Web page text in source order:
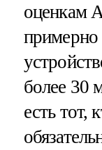
оценкам
примерно
более 30
есть тот,